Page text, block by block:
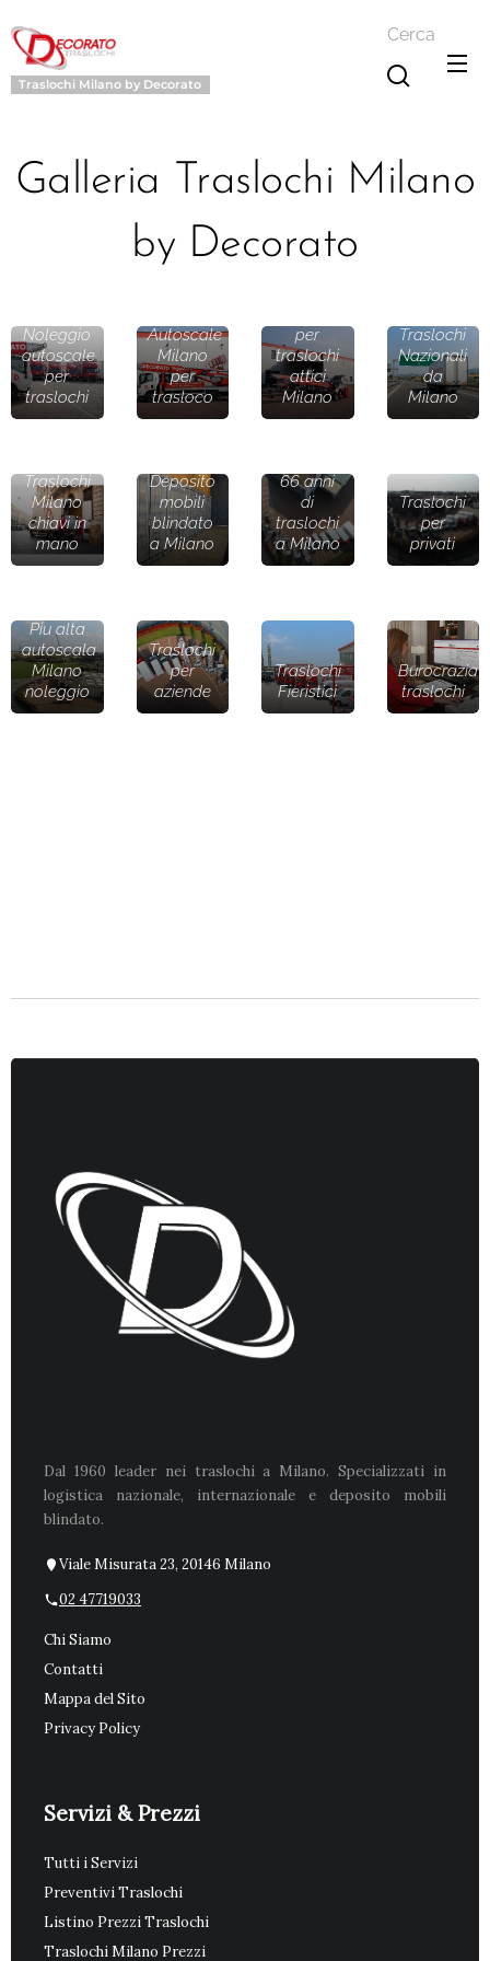
Traslochi Milano by Decorato
Cerca
Galleria Traslochi Milano
by Decorato
Noleggio
autoscale
per
traslochi
Autoscale
Milano
per
trasloco
per
traslochi
attici
Milano
Traslochi
Nazionali
da
Milano
Traslochi
Milano
chiavi in
mano
Deposito
mobili
blindato
a Milano
66 anni
di
traslochi
a Milano
Traslochi
per
privati
Piu alta
autoscala
Milano
noleggio
Traslochi
per
aziende
Traslochi
Fieristici
Burocrazia
traslochi
Dal 1960 leader nei traslochi a Milano. Specializzati in
logistica nazionale, internazionale e deposito mobili
blindato.
Viale Misurata 23, 20146 Milano
02 47719033
Chi Siamo
Contatti
Mappa del Sito
Privacy Policy
Servizi & Prezzi
Tutti i Servizi
Preventivi Traslochi
Listino Prezzi Traslochi
Traslochi Milano Prezzi